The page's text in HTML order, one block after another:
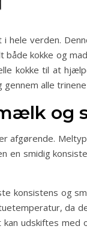
hele verden.
både kokke og
kokke til at
alle
og
afgørende.
smidig
konsistens og
da
udskiftes